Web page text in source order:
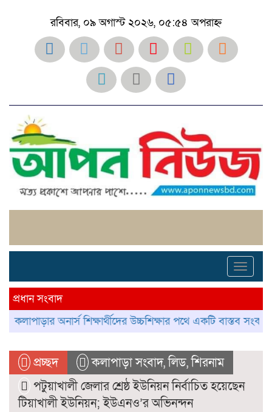
রবিবার, ০৯ অগাস্ট ২০২৬, ০৫:৫৪ অপরাহ্ন
প্রধান সংবাদ
অনার্স শিক্ষার্থীদের উচ্চশিক্ষার পথে একটি বাস্তব সংকট
প্রচ্ছদ কলাপাড়া সংবাদ,লিড,শিরনাম
পটুয়াখালী জেলার শ্রেষ্ঠ ইউনিয়ন নির্বাচিত হয়েছেন
টিয়াখালী ইউনিয়ন; ইউএনও’র অভিনন্দন